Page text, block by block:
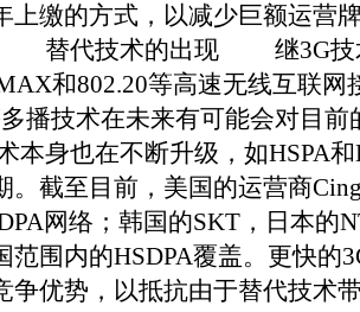
上缴的方式，以减少巨额运营
替代技术的出现 继3G技术
和802.20等高速无线互联网
播技术在未来有可能会对目
本身也在不断升级，如HSPA
。截至目前，美国的运营商
网络；韩国的SKT，日本的
范围内的HSDPA覆盖。更快的
争优势，以抵抗由于替代技术